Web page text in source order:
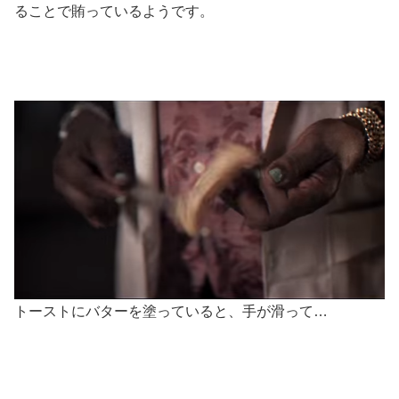
ることで賄っているようです。
トーストにバターを塗っていると、手が滑って…